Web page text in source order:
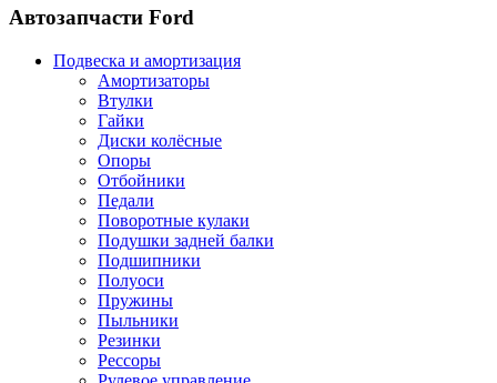
Автозапчасти Ford
Подвеска и амортизация
Амортизаторы
Втулки
Гайки
Диски колёсные
Опоры
Отбойники
Педали
Поворотные кулаки
Подушки задней балки
Подшипники
Полуоси
Пружины
Пыльники
Резинки
Рессоры